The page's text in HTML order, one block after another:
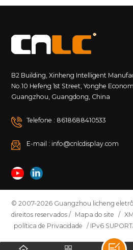
B2 Building, Xinheng Intelligent
No.10 Hefeng 1st Street, Yonghe
Guangzhou, Guangdong, China
Telefone : 8618688410533
E-mail : info@cnlcdisplay.com
© 2007-2026 Guangzhou licheng
direitos reservados / Mapa do site /
política de Privacidade / IPv6